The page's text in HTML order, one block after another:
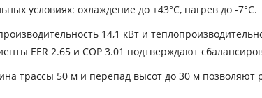
условиях: охлаждение до +43°C, нагрев до -7°C.
14,1 кВт и
EER 2.65 и COP 3.01 подтверждают
трассы 50 м и перепад высот до 30 м позволяют